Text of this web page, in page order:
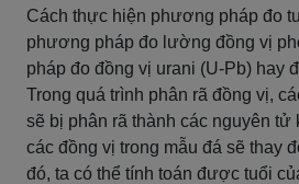
Cách thực hiện phương pháp đo
phương pháp đo lường đồng vị
pháp đo đồng vị urani (U-Pb) hay
Trong quá trình phân rã đồng vị,
sẽ bị phân rã thành các nguyên tử
các đồng vị trong mẫu đá sẽ thay
đó, ta có thể tính toán được tuổi